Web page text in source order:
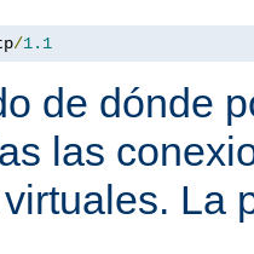
/1.1
de dónde
las
La